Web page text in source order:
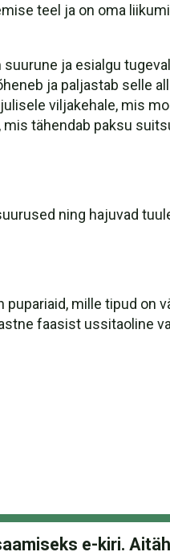
teel ja on oma
ja esialgu
ja paljastab selle
viljakehale, mis
tähendab paksu
ning hajuvad
mille tipud on
faasist ussitaoline